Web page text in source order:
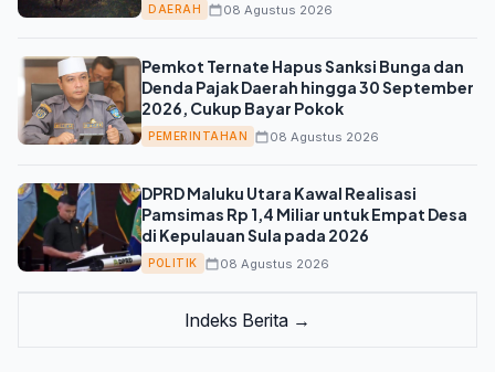
DAERAH 08 Agustus 2026
Pemkot Ternate Hapus Sanksi Bunga dan
Denda Pajak Daerah hingga 30 September
2026, Cukup Bayar Pokok
PEMERINTAHAN 08 Agustus 2026
DPRD Maluku Utara Kawal Realisasi
Pamsimas Rp 1,4 Miliar untuk Empat Desa
di Kepulauan Sula pada 2026
POLITIK 08 Agustus 2026
Indeks Berita →